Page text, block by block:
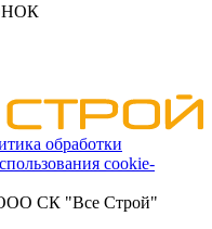
обработки
cookie-
СК "Все Строй"